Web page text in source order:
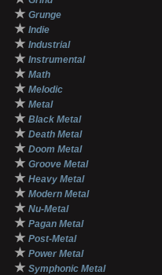
★ Grunge
★ Indie
★ Industrial
★ Instrumental
★ Math
★ Melodic
★ Metal
★ Black Metal
★ Death Metal
★ Doom Metal
★ Groove Metal
★ Heavy Metal
★ Modern Metal
★ Nu-Metal
★ Pagan Metal
★ Post-Metal
★ Power Metal
★ Symphonic Metal